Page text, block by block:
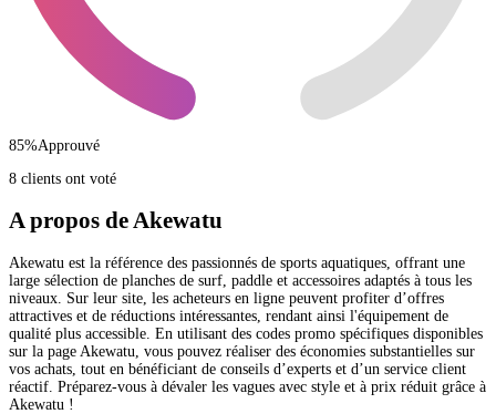
85%Approuvé
8 clients ont voté
A propos de Akewatu
Akewatu est la référence des passionnés de sports aquatiques, offrant une
large sélection de planches de surf, paddle et accessoires adaptés à tous les
niveaux. Sur leur site, les acheteurs en ligne peuvent profiter d’offres
attractives et de réductions intéressantes, rendant ainsi l'équipement de
qualité plus accessible. En utilisant des codes promo spécifiques disponibles
sur la page Akewatu, vous pouvez réaliser des économies substantielles sur
vos achats, tout en bénéficiant de conseils d’experts et d’un service client
réactif. Préparez-vous à dévaler les vagues avec style et à prix réduit grâce à
Akewatu !